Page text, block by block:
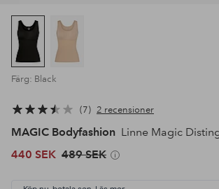
Färg: Black
7 2 recensioner
MAGIC Bodyfashion Linne Magic
440 SEK 489 SEK